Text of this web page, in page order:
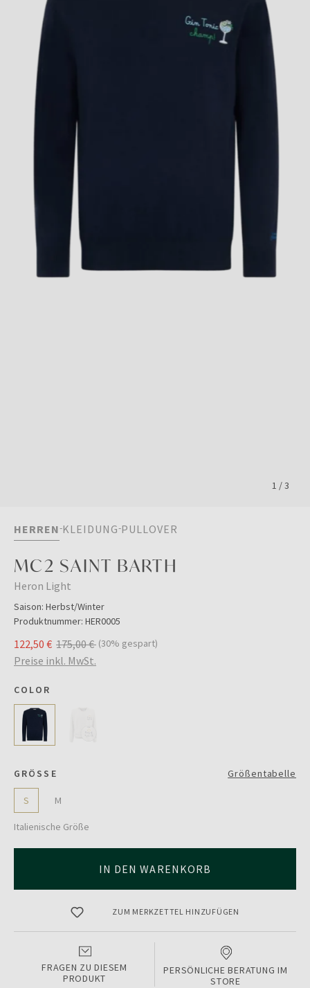
1 /3
HERREN KLEIDUNG PULLOVER
MC2 SAINT BARTH
Heron Light
Saison: Herbst/Winter
Produktnummer: HER0005
122,50 € 175,00 € (30% gespart)
Preise inkl. MwSt.
COLOR
GRÖSSE Größentabelle
S M
Italienische Größe
IN DEN WARENKORB
ZUM MERKZETTEL HINZUFÜGEN
FRAGEN ZU DIESEM
PRODUKT
PERSÖNLICHE BERATUNG IM
STORE